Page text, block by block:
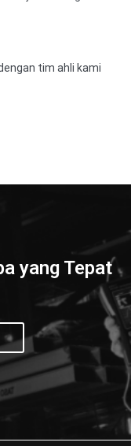
tim ahli kami
yang Tepat